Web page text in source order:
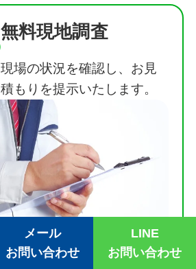
無料現地調査
現場の状況を確認し、お見
積もりを提示いたします。
メール
お問い合わせ
LINE
お問い合わせ